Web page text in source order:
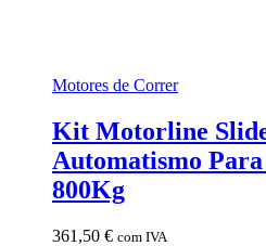
Motores de Correr
Kit Motorline
Automatismo
800Kg
361,50 € com IVA